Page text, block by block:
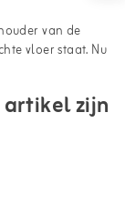
van de
vloer staat. Nu
zijn